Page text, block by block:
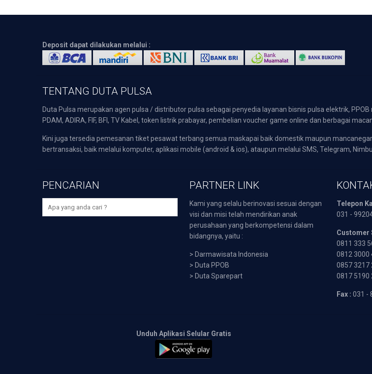
Deposit dapat dilakukan melalui :
TENTANG DUTA PULSA
Duta Pulsa merupakan agen pulsa / distributor pulsa sebagai penyedia layanan bisnis pulsa elektrik,
PDAM, ADIRA, FIF, BFI, TV Kabel, token listrik prabayar, pembelian voucher game online dan berbagai
Kini juga tersedia pemesanan tiket pesawat terbang semua maskapai baik domestik maupun
bertransaksi, baik melalui komputer, aplikasi mobile (android & ios), ataupun melalui SMS, Telegram,
PENCARIAN PARTNER LINK
Kami yang selalu berinovasi sesuai dengan
visi dan misi telah mendirikan anak
perusahaan yang berkompetensi dalam
bidangnya, yaitu :
> Darmawisata Indonesia
> Duta PPOB
> Duta Sparepart
Telepon
031 -
Customer
0811 333
0812 3000
0857 3217
0817 5190
Fax : 031 -
Unduh Aplikasi Selular Gratis